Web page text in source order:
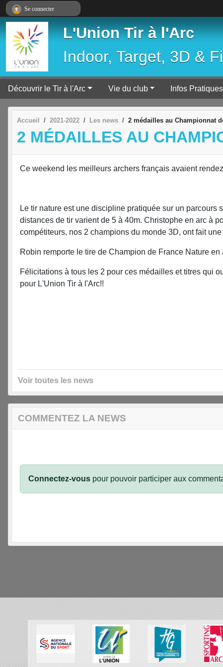
L'Union Tir à l'Arc
Indoor, Target, 3D &
Découvrir le Tir à l'Arc Vie du club Infos Pratiques
Accueil 2021-2022 Les news 2 médailles au Championnat
2 MÉDAILLES AU
Ce weekend les meilleurs archers français avaient
Le tir nature est une discipline pratiquée sur un
distances de tir varient de 5 à 40m. Christophe en arc à
compétiteurs, nos 2 champions du monde 3D, ont fait
Robin remporte le tire de Champion de France Nature
Félicitations à tous les 2 pour ces médailles et titres qui
pour L'Union Tir à l'Arc!!
Voir toutes les news
COMMENTEZ LA NEWS
Connectez-vous pour pouvoir participer aux
Se connecter
Panneau de gestion des cookies